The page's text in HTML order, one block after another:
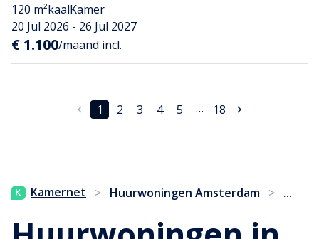
120 m²kaalKamer
20 Jul 2026 - 26 Jul 2027
€ 1.100/maand incl.
1 2 3 4 5 … 18
Kamernet > Huurwoningen Amsterdam > ...